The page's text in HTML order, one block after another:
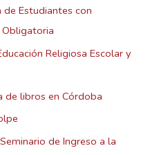
Estudiantes con
Obligatoria
Religiosa Escolar y
de libros en Córdoba
de Ingreso a la